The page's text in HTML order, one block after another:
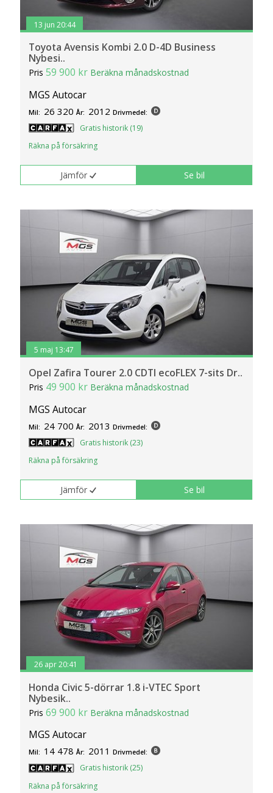
13 jun 20:44
Toyota Avensis Kombi 2.0 D-4D Business
Nybesi..
Pris59 900 kr Beräkna månadskostnad
MGS Autocar
Mil: 26 320 År: 2012 Drivmedel:
Gratis historik (19)
Räkna på försäkring
Jämför Se bil
5 maj 13:47
Opel Zafira Tourer 2.0 CDTI ecoFLEX 7-sits Dr..
Pris 49 900 kr Beräkna månadskostnad
MGS Autocar
Mil: 24 700 År: 2013 Drivmedel:
Gratis historik (23)
Räkna på försäkring
Jämför Se bil
26 apr 20:41
Honda Civic 5-dörrar 1.8 i-VTEC Sport
Nybesik..
Pris69 900 kr Beräkna månadskostnad
MGS Autocar
Mil: 14 478 År: 2011 Drivmedel:
Gratis historik (25)
Räkna på försäkring